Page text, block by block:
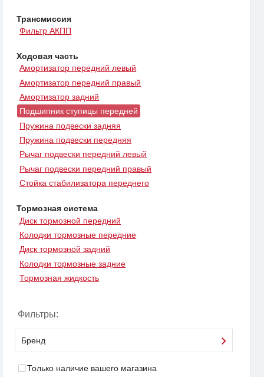
Трансмиссия
Фильтр АКПП
Ходовая часть
Амортизатор передний левый
Амортизатор передний правый
Амортизатор задний
Подшипник ступицы передней
Пружина подвески задняя
Пружина подвески передняя
Рычаг подвески передний левый
Рычаг подвески передний правый
Стойка стабилизатора переднего
Тормозная система
Диск тормозной передний
Колодки тормозные передние
Диск тормозной задний
Колодки тормозные задние
Тормозная жидкость
Фильтры:
Бренд
Только наличие вашего магазина